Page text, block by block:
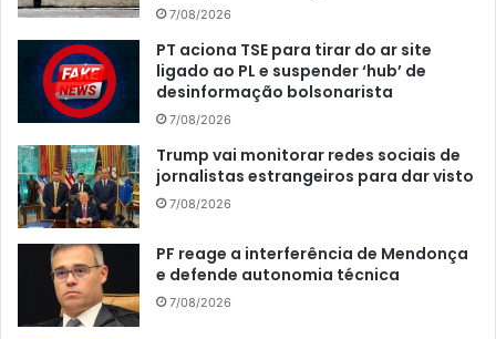
7/08/2026
PT aciona TSE para tirar do ar site
ligado ao PL e suspender ‘hub’ de
desinformação bolsonarista
7/08/2026
Trump vai monitorar redes sociais de
jornalistas estrangeiros para dar visto
7/08/2026
PF reage a interferência de Mendonça
e defende autonomia técnica
7/08/2026